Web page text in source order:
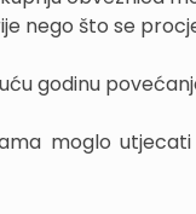
nego što se
godinu
moglo